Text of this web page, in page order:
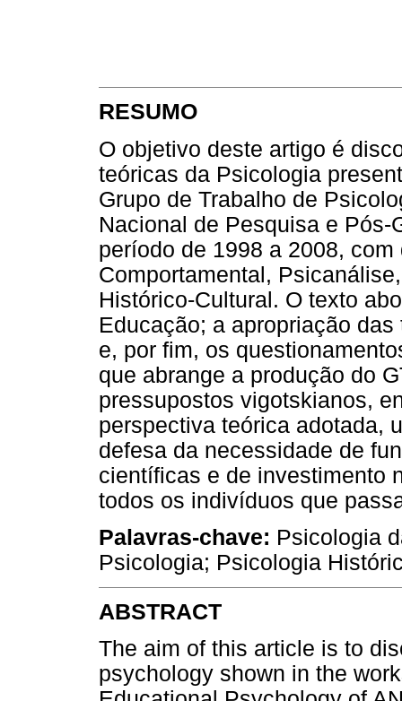
RESUMO
O objetivo deste artigo é
teóricas da Psicologia
Grupo de Trabalho de
Nacional de Pesquisa e Pós-
período de 1998 a 2008,
Comportamental,
Histórico-Cultural. O texto
Educação; a apropriação
e, por fim, os
que abrange a produção do
pressupostos vigotskianos,
perspectiva teórica adotada,
defesa da necessidade de
científicas e de investimento
todos os indivíduos que
Palavras-chave: Psicologia
Psicologia; Psicologia
ABSTRACT
The aim of this article is to
psychology shown in the